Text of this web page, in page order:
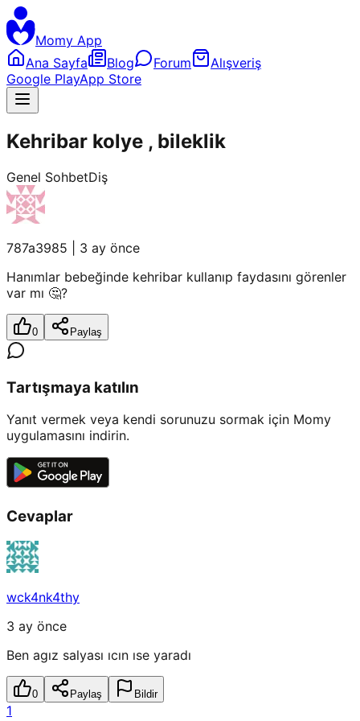
Momy App
Ana Sayfa
Blog Forum
Alışveriş
Google PlayApp Store
Kehribar kolye , bileklik
Genel SohbetDiş
787a3985
3 ay önce
Hanımlar bebeğinde kehribar kullanıp faydasını görenler
var mı 🤔?
0 Paylaş
Tartışmaya katılın
Yanıt vermek veya kendi sorunuzu sormak için Momy
uygulamasını indirin.
Cevaplar
wck4nk4thy
3 ay önce
Ben agız salyası ıcın ıse yaradı
0 Paylaş Bildir
1